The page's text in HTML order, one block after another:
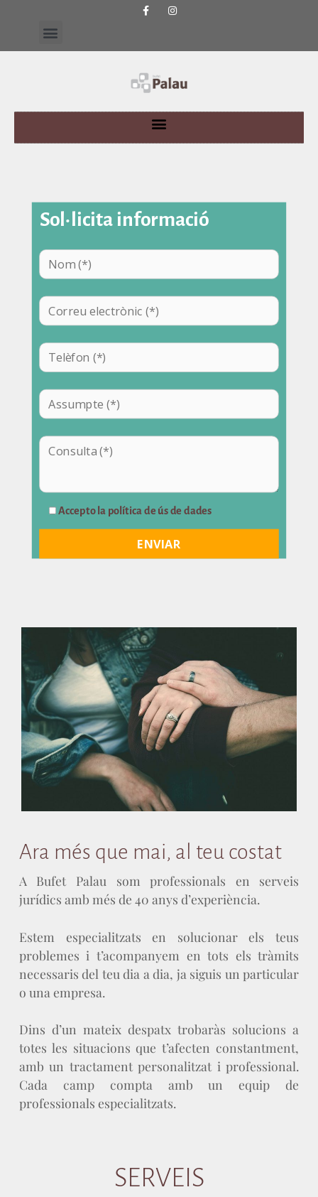
Sol·licita informació
Accepto la política de ús de dades
Ara més que mai, al teu costat
A Bufet Palau som professionals en serveis
jurídics amb més de 40 anys d’experiència.
Estem especialitzats en solucionar els teus
problemes i t’acompanyem en tots els tràmits
necessaris del teu dia a dia, ja siguis un particular
o una empresa.
Dins d’un mateix despatx trobaràs solucions a
totes les situacions que t’afecten constantment,
amb un tractament personalitzat i professional.
Cada camp compta amb un equip de
professionals especialitzats.
SERVEIS